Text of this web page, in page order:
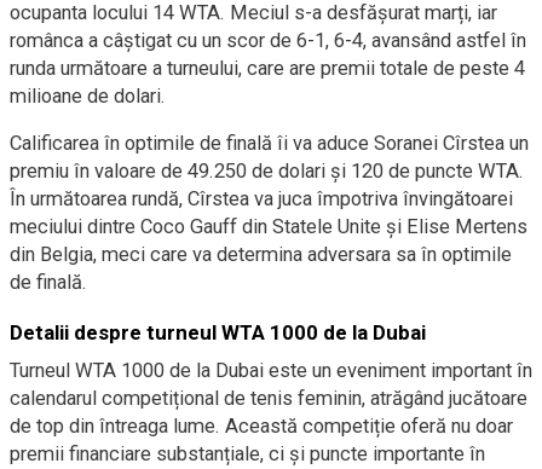
ocupanta locului 14 WTA. Meciul s-a desfășurat marți, iar
românca a câștigat cu un scor de 6-1, 6-4, avansând astfel în
runda următoare a turneului, care are premii totale de peste 4
milioane de dolari.
Calificarea în optimile de finală îi va aduce Soranei Cîrstea un
premiu în valoare de 49.250 de dolari și 120 de puncte WTA.
În următoarea rundă, Cîrstea va juca împotriva învingătoarei
meciului dintre Coco Gauff din Statele Unite și Elise Mertens
din Belgia, meci care va determina adversara sa în optimile
de finală.
Detalii despre turneul WTA 1000 de la Dubai
Turneul WTA 1000 de la Dubai este un eveniment important în
calendarul competițional de tenis feminin, atrăgând jucătoare
de top din întreaga lume. Această competiție oferă nu doar
premii financiare substanțiale, ci și puncte importante în